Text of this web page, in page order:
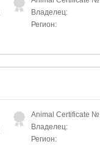
Владелец:
Регион:
Animal Certificate №
Владелец:
Регион: